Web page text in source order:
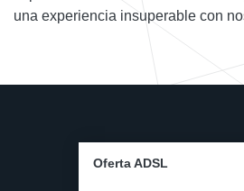
una experiencia insuperable con
Oferta ADSL